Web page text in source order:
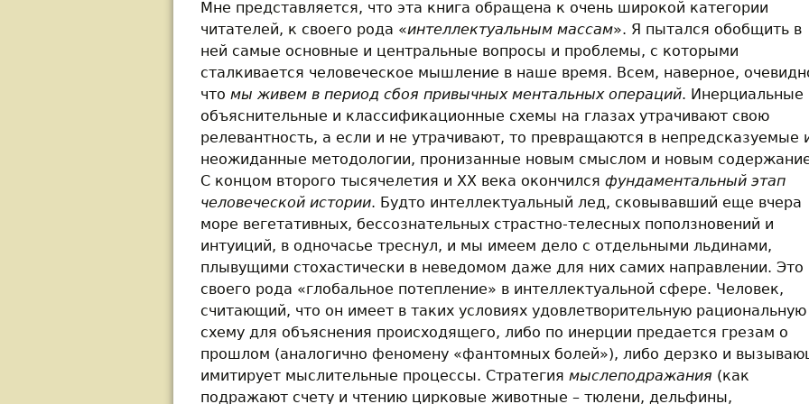
Мне представляется, что эта книга обращена к очень широкой категории
читателей, к своего рода «интеллектуальным массам». Я пытался обобщить в
ней самые основные и центральные вопросы и проблемы, с которыми
сталкивается человеческое мышление в наше время. Всем, наверное,
что мы живем в период сбоя привычных ментальных операций. Инерциальные
объяснительные и классификационные схемы на глазах утрачивают свою
релевантность, а если и не утрачивают, то превращаются в непредсказуемые
неожиданные методологии, пронизанные новым смыслом и новым
С концом второго тысячелетия и ХХ века окончился фундаментальный этап
человеческой истории. Будто интеллектуальный лед, сковывавший еще вчера
море вегетативных, бессознательных страстно-телесных поползновений и
интуиций, в одночасье треснул, и мы имеем дело с отдельными льдинами,
плывущими стохастически в неведомом даже для них самих направлении. Это
своего рода «глобальное потепление» в интеллектуальной сфере. Человек,
считающий, что он имеет в таких условиях удовлетворительную рациональную
схему для объяснения происходящего, либо по инерции предается грезам о
прошлом (аналогично феномену «фантомных болей»), либо дерзко и
имитирует мыслительные процессы. Стратегия мыслеподражания (как
подражают счету и чтению цирковые животные – тюлени, дельфины,